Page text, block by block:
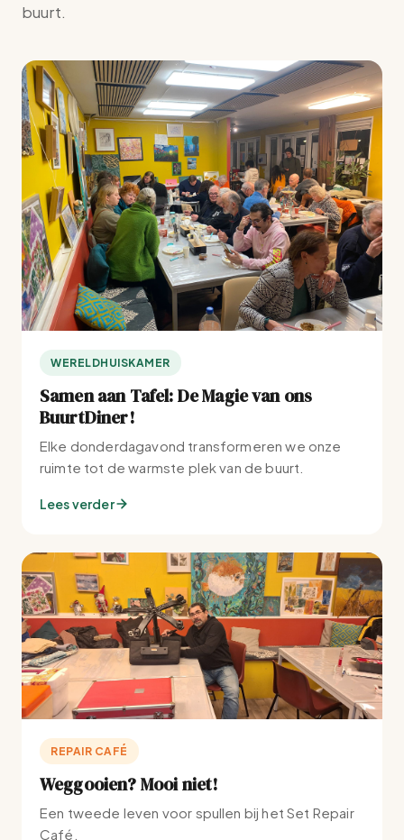
buurt.
WERELDHUISKAMER
Samen aan Tafel: De Magie van ons
BuurtDiner!
Elke donderdagavond transformeren we onze
ruimte tot de warmste plek van de buurt.
Lees verder
REPAIR CAFÉ
Weggooien? Mooi niet!
Een tweede leven voor spullen bij het Set Repair
Café.